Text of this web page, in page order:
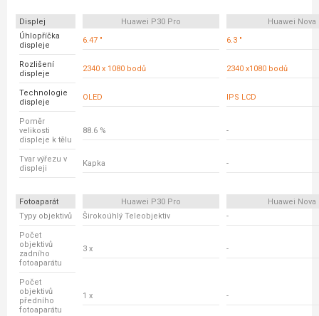
Displej Huawei P30 Pro
Huawei Nova
Úhlopříčka
displeje
6.47 " 6.3 "
Rozlišení
displeje
2340 x 1080 bodů 2340 x1080 bodů
Technologie
displeje
OLED IPS LCD
Poměr
velikosti
displeje k tělu
88.6 % -
Tvar výřezu v
displeji
Kapka -
Fotoaparát Huawei P30 Pro
Huawei Nova
Typy objektivů
Širokoúhlý Teleobjektiv -
Počet
objektivů
zadního
fotoaparátu
3 x -
Počet
objektivů
předního
fotoaparátu
1 x -